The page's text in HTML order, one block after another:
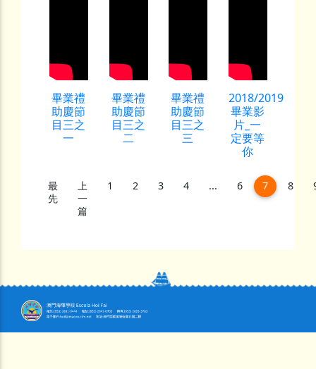
畢業禮
助慶節
目三之
一
畢業禮
助慶節
目三之
二
畢業禮
助慶節
目三之
三
2018/2019
畢業影
片_一
定要等
你
最
先
上
一
篇
1 2 3 4 ... 6 7(current)
8